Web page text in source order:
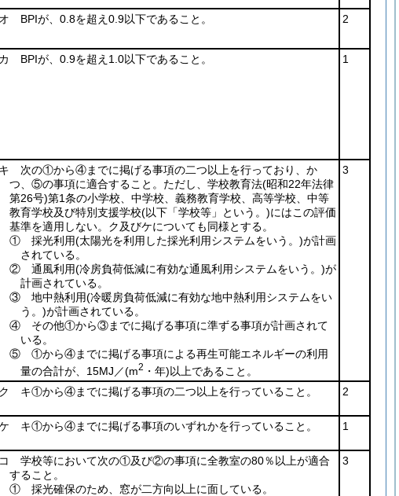
オ BPIが、0.8を超え0.9以下であること。 2
カ BPIが、0.9を超え1.0以下であること。 1
キ 次の①から④までに掲げる事項の二つ以上を行っており、か
つ、⑤の事項に適合すること。ただし、学校教育法(昭和22年法律
第26号)第1条の小学校、中学校、義務教育学校、高等学校、中等
教育学校及び特別支援学校(以下「学校等」という。)にはこの評価
基準を適用しない。ク及びケについても同様とする。
① 採光利用(太陽光を利用した採光利用システムをいう。)が計画
されている。
② 通風利用(冷房負荷低減に有効な通風利用システムをいう。)が
計画されている。
③ 地中熱利用(冷暖房負荷低減に有効な地中熱利用システムをい
う。)が計画されている。
④ その他①から③までに掲げる事項に準ずる事項が計画されて
いる。
⑤ ①から④までに掲げる事項による再生可能エネルギーの利用
量の合計が、15MJ／(m2 ・年)以上であること。
3
ク キ①から④までに掲げる事項の二つ以上を行っていること。 2
キ①から④までに掲げる事項のいずれかを行っていること。 1
コ 学校等において次の①及び②の事項に全教室の80％以上が適合
すること。
① 採光確保のため、窓が二方向以上に面している。
3